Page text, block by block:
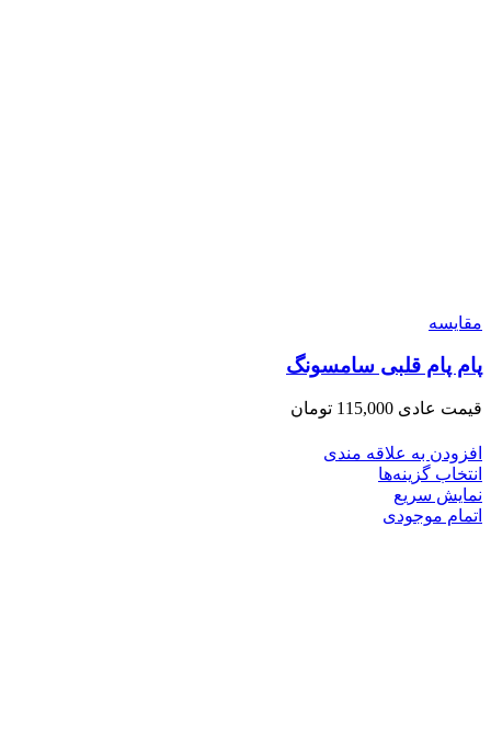
مقايسه
پام پام قلبی سامسونگ
قیمت عادی 115,000 تومان
افزودن به علاقه مندی
انتخاب گزینه‌ها
نمایش سریع
اتمام موجودی